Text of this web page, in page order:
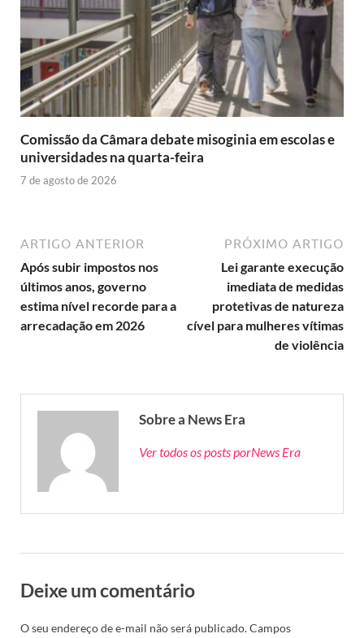
Comissão da Câmara debate misoginia em escolas e
universidades na quarta-feira
7 de agosto de 2026
ARTIGO ANTERIOR
Após subir impostos nos
últimos anos, governo
estima nível recorde para a
arrecadação em 2026
PRÓXIMO ARTIGO
Lei garante execução
imediata de medidas
protetivas de natureza
cível para mulheres vítimas
de violência
Sobre a News Era
Ver todos os posts porNews Era
Deixe um comentário
O seu endereço de e-mail não será publicado.Campos